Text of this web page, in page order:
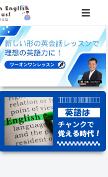
を無料でプレゼント中⭐️